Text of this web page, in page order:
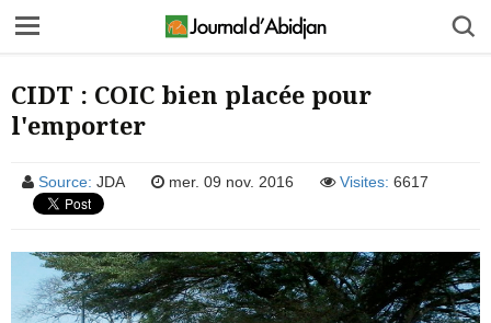
CIDT : COIC bien placée pour
l'emporter
Source: JDA mer. 09 nov. 2016 Visites: 6617